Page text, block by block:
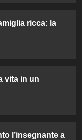
ricca: la
vita in un
l’insegnante a